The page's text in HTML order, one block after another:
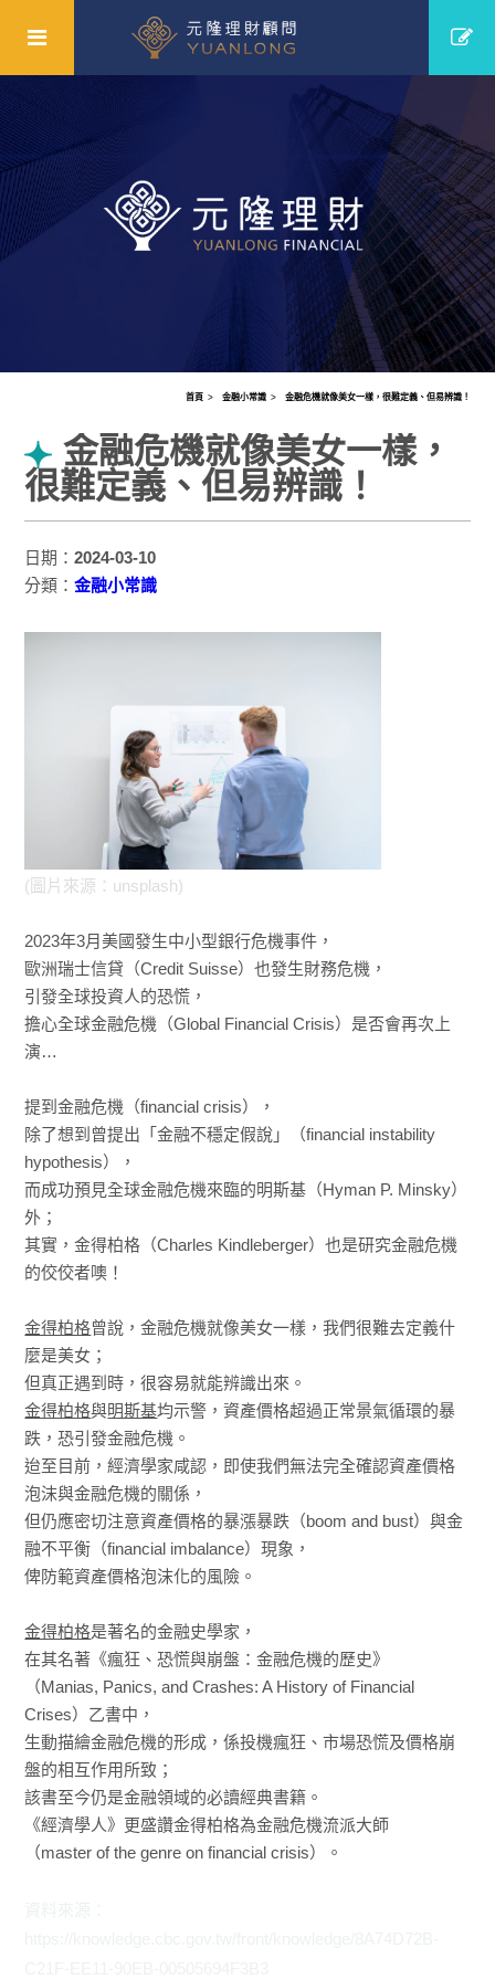
首頁 金融小常識 金融危機就像美女一樣，很難定義、但易辨識！
金融危機就像美女一樣，
很難定義、但易辨識！
日期：2024-03-10
分類：金融小常識
(圖片來源：unsplash)
2023年3月美國發生中小型銀行危機事件，
歐洲瑞士信貸（Credit Suisse）也發生財務危機，
引發全球投資人的恐慌，
擔心全球金融危機（Global Financial Crisis）是否會再次上
演…
提到金融危機（financial crisis），
除了想到曾提出「金融不穩定假說」（financial instability
hypothesis），
而成功預見全球金融危機來臨的明斯基（Hyman P. Minsky）
外；
其實，金得柏格（Charles Kindleberger）也是研究金融危機
的佼佼者噢！
金得柏格曾說，金融危機就像美女一樣，我們很難去定義什
麼是美女；
但真正遇到時，很容易就能辨識出來。
金得柏格與明斯基均示警，資產價格超過正常景氣循環的暴
跌，恐引發金融危機。
迨至目前，經濟學家咸認，即使我們無法完全確認資產價格
泡沫與金融危機的關係，
但仍應密切注意資產價格的暴漲暴跌（boom and bust）與金
融不平衡（financial imbalance）現象，
俾防範資產價格泡沫化的風險。
金得柏格是著名的金融史學家，
在其名著《瘋狂、恐慌與崩盤：金融危機的歷史》
（Manias, Panics, and Crashes: A History of Financial
Crises）乙書中，
生動描繪金融危機的形成，係投機瘋狂、市場恐慌及價格崩
盤的相互作用所致；
該書至今仍是金融領域的必讀經典書籍。
《經濟學人》更盛讚金得柏格為金融危機流派大師
（master of the genre on financial crisis）。